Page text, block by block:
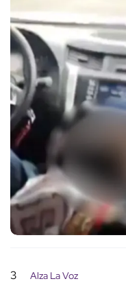
3 Alza La Voz